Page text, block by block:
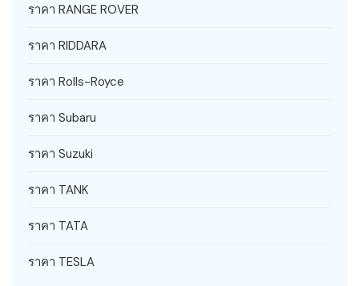
ราคา RANGE ROVER
ราคา RIDDARA
ราคา Rolls-Royce
ราคา Subaru
ราคา Suzuki
ราคา TANK
ราคา TATA
ราคา TESLA